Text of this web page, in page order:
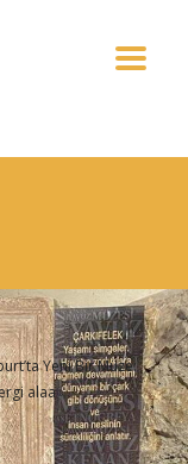
Yeni Bir Müze:
alaa